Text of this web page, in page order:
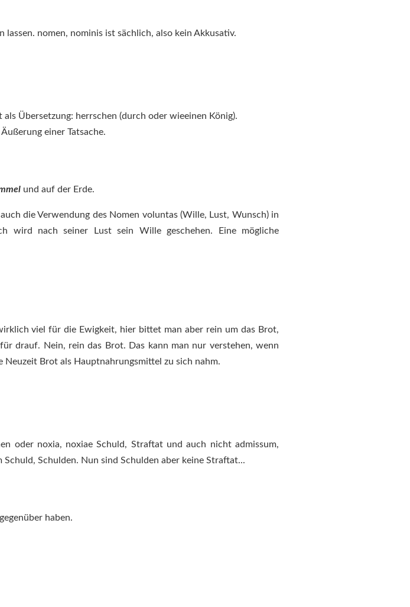
nomen, nominis ist sächlich, also kein Akkusativ.
Übersetzung: herrschen (durch oder wieeinen König).
einer Tatsache.
und auf der Erde.
die Verwendung des Nomen voluntas (Wille, Lust, Wunsch) in
wird nach seiner Lust sein Wille geschehen. Eine mögliche
viel für die Ewigkeit, hier bittet man aber rein um das Brot,
drauf. Nein, rein das Brot. Das kann man nur verstehen, wenn
Brot als Hauptnahrungsmittel zu sich nahm.
oder noxia, noxiae Schuld, Straftat und auch nicht admissum,
Schulden. Nun sind Schulden aber keine Straftat...
haben.